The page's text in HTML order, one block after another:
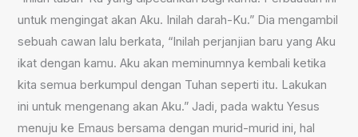
untuk mengingat akan Aku. Inilah darah-Ku.” Dia mengambil
sebuah cawan lalu berkata, “Inilah perjanjian baru yang Aku
ikat dengan kamu. Aku akan meminumnya kembali ketika
kita semua berkumpul dengan Tuhan seperti itu. Lakukan
ini untuk mengenang akan Aku.” Jadi, pada waktu Yesus
menuju ke Emaus bersama dengan murid-murid ini, hal